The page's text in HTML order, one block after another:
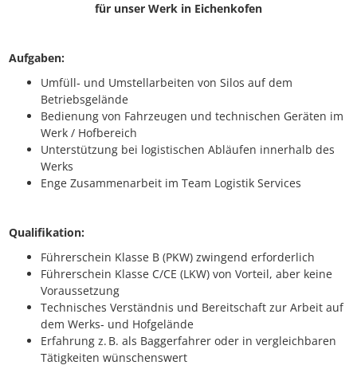
für unser Werk in Eichenkofen
Aufgaben:
Umfüll‑ und Umstellarbeiten von Silos auf dem
Betriebsgelände
Bedienung von Fahrzeugen und technischen Geräten im
Werk / Hofbereich
Unterstützung bei logistischen Abläufen innerhalb des
Werks
Enge Zusammenarbeit im Team Logistik Services
Qualifikation:
Führerschein Klasse B (PKW) zwingend erforderlich
Führerschein Klasse C/CE (LKW) von Vorteil, aber keine
Voraussetzung
Technisches Verständnis und Bereitschaft zur Arbeit auf
dem Werks‑ und Hofgelände
Erfahrung z. B. als Baggerfahrer oder in vergleichbaren
Tätigkeiten wünschenswert